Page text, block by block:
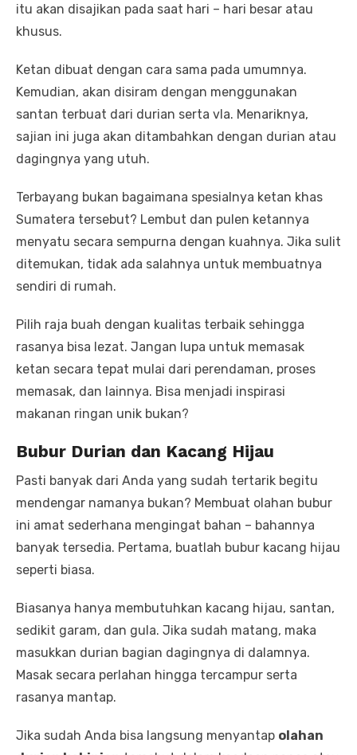
itu akan disajikan pada saat hari – hari besar atau
khusus.
Ketan dibuat dengan cara sama pada umumnya.
Kemudian, akan disiram dengan menggunakan
santan terbuat dari durian serta vla. Menariknya,
sajian ini juga akan ditambahkan dengan durian atau
dagingnya yang utuh.
Terbayang bukan bagaimana spesialnya ketan khas
Sumatera tersebut? Lembut dan pulen ketannya
menyatu secara sempurna dengan kuahnya. Jika sulit
ditemukan, tidak ada salahnya untuk membuatnya
sendiri di rumah.
Pilih raja buah dengan kualitas terbaik sehingga
rasanya bisa lezat. Jangan lupa untuk memasak
ketan secara tepat mulai dari perendaman, proses
memasak, dan lainnya. Bisa menjadi inspirasi
makanan ringan unik bukan?
Bubur Durian dan Kacang Hijau
Pasti banyak dari Anda yang sudah tertarik begitu
mendengar namanya bukan? Membuat olahan bubur
ini amat sederhana mengingat bahan – bahannya
banyak tersedia. Pertama, buatlah bubur kacang hijau
seperti biasa.
Biasanya hanya membutuhkan kacang hijau, santan,
sedikit garam, dan gula. Jika sudah matang, maka
masukkan durian bagian dagingnya di dalamnya.
Masak secara perlahan hingga tercampur serta
rasanya mantap.
Jika sudah Anda bisa langsung menyantap olahan